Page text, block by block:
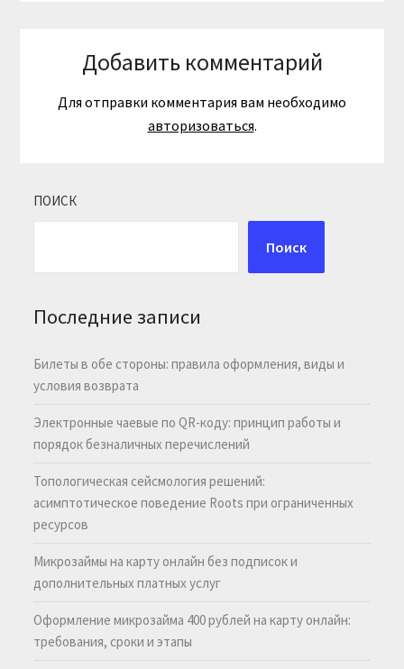
Добавить комментарий
Для отправки комментария вам необходимо
авторизоваться.
ПОИСК
Поиск
Последние записи
Билеты в обе стороны: правила оформления, виды и
условия возврата
Электронные чаевые по QR-коду: принцип работы и
порядок безналичных перечислений
Топологическая сейсмология решений:
асимптотическое поведение Roots при ограниченных
ресурсов
Микрозаймы на карту онлайн без подписок и
дополнительных платных услуг
Оформление микрозайма 400 рублей на карту онлайн:
требования, сроки и этапы